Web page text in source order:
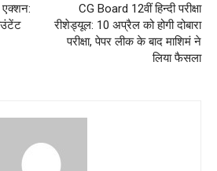
एक्शन:
CG Board 12वीं हिन्दी परीक्षा
रीशेड्यूल: 10 अप्रैल को होगी दोबारा
परीक्षा, पेपर लीक के बाद माशिमं ने
लिया फैसला